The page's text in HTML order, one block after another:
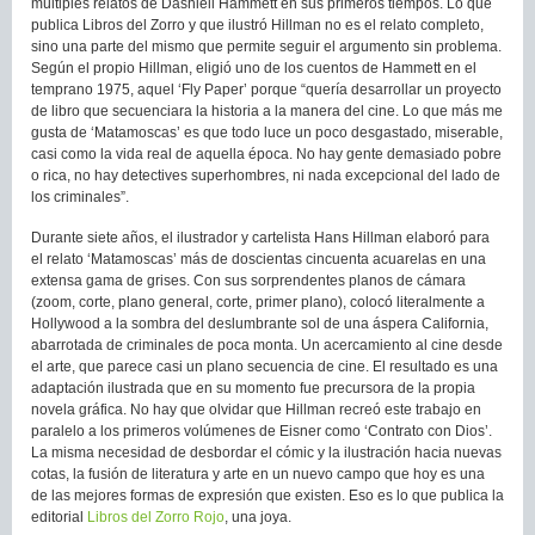
múltiples relatos de Dashiell Hammett en sus primeros tiempos. Lo que
publica Libros del Zorro y que ilustró Hillman no es el relato completo,
sino una parte del mismo que permite seguir el argumento sin problema.
Según el propio Hillman, eligió uno de los cuentos de Hammett en el
temprano 1975, aquel ‘Fly Paper’ porque “quería desarrollar un proyecto
de libro que secuenciara la historia a la manera del cine. Lo que más me
gusta de ‘Matamoscas’ es que todo luce un poco desgastado, miserable,
casi como la vida real de aquella época. No hay gente demasiado pobre
o rica, no hay detectives superhombres, ni nada excepcional del lado de
los criminales”.
Durante siete años, el ilustrador y cartelista Hans Hillman elaboró para
el relato ‘Matamoscas’ más de doscientas cincuenta acuarelas en una
extensa gama de grises. Con sus sorprendentes planos de cámara
(zoom, corte, plano general, corte, primer plano), colocó literalmente a
Hollywood a la sombra del deslumbrante sol de una áspera California,
abarrotada de criminales de poca monta. Un acercamiento al cine desde
el arte, que parece casi un plano secuencia de cine. El resultado es una
adaptación ilustrada que en su momento fue precursora de la propia
novela gráfica. No hay que olvidar que Hillman recreó este trabajo en
paralelo a los primeros volúmenes de Eisner como ‘Contrato con Dios’.
La misma necesidad de desbordar el cómic y la ilustración hacia nuevas
cotas, la fusión de literatura y arte en un nuevo campo que hoy es una
de las mejores formas de expresión que existen. Eso es lo que publica la
editorial Libros del Zorro Rojo, una joya.